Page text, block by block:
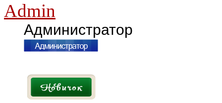
Admin
Администратор